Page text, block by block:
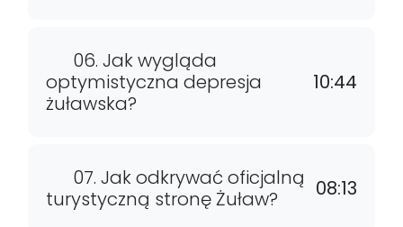
06. Jak wygląda
optymistyczna depresja
żuławska?
10:44
07. Jak odkrywać oficjalną
turystyczną stronę Żuław?
08:13